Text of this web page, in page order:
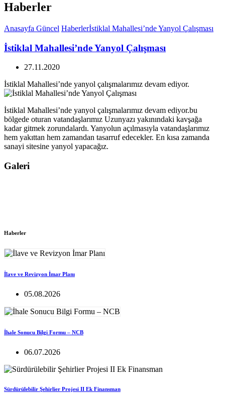
Haberler
Anasayfa Güncel Haberlerİstiklal Mahallesi’nde Yanyol Çalışması
İstiklal Mahallesi’nde Yanyol Çalışması
27.11.2020
İstiklal Mahallesi’nde yanyol çalışmalarımız devam ediyor.
İstiklal Mahallesi’nde yanyol çalışmalarımız devam ediyor.bu
bölgede oturan vatandaşlarımız Uzunyazı yakınındaki kavşağa
kadar gitmek zorundalardı. Yanyolun açılmasıyla vatandaşlarımız
hem yakıttan hem zamandan tasarruf edecekler. En kısa zamanda
sanayi sitesine yanyol yapacağız.
Galeri
Haberler
İlave ve Revizyon İmar Planı
05.08.2026
İhale Sonucu Bilgi Formu – NCB
06.07.2026
Sürdürülebilir Şehirlier Projesi II Ek Finansman